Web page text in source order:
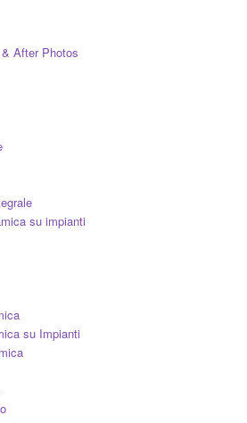
After Photos
su impianti
su Impianti